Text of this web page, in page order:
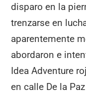
disparo en la
trenzarse en
aparentemente
abordaron e
Idea Adventure
en calle De la